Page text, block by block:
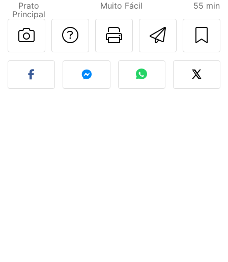
Prato
Principal
Muito Fácil 55 min
Imprima
Falar com o autor
Fez esta receita?